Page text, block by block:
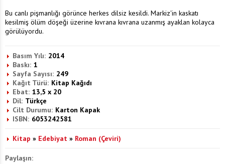
Bu canlı pişmanlığı görünce herkes dilsiz kesildi. Markiz'in kaskatı
kesilmiş ölüm döşeği üzerine kıvrana kıvrana uzanmış ayaklan kolayca
görülüyordu.
Basım Yılı: 2014
Baskı: 1
Sayfa Sayısı: 249
Kağıt Türü: Kitap Kağıdı
Ebat: 13,5 x 20
Dil: Türkçe
Cilt Durumu: Karton Kapak
ISBN: 6053242581
Kitap » Edebiyat » Roman (Çeviri)
Paylaşın: